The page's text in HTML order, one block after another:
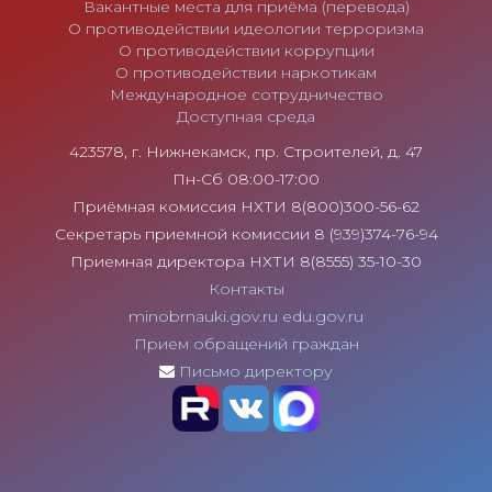
Вакантные места для приёма (перевода)
О противодействии идеологии терроризма
О противодействии коррупции
О противодействии наркотикам
Международное сотрудничество
Доступная среда
423578, г. Нижнекамск, пр. Строителей, д. 47
Пн-Сб 08:00-17:00
Приёмная комиссия НХТИ 8(800)300-56-62
Секретарь приемной комиссии 8 (939)374-76-94
Приемная директора НХТИ 8(8555) 35-10-30
Контакты
minobrnauki.gov.ru edu.gov.ru
Прием обращений граждан
Письмо директору